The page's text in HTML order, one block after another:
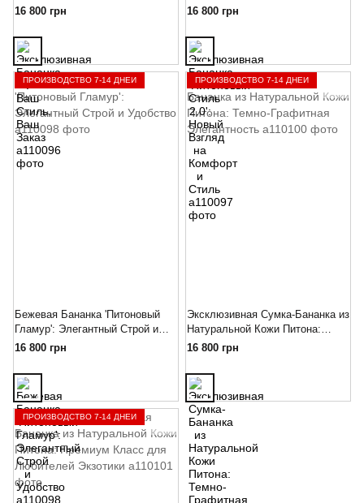
16 800 грн
Взгляд на Комфорт и Стиль
16 800 грн
ПРОИЗВОДСТВО 7-14 ДНЕЙ
Бежевая Бананка 'Питоновый
Гламур': Элегантный Строй и
Удобство
16 800 грн
ПРОИЗВОДСТВО 7-14 ДНЕЙ
Эксклюзивная Сумка-Бананка из
Натуральной Кожи Питона:
Темно-Графитная Элегантность
16 800 грн
ПРОИЗВОДСТВО 7-14 ДНЕЙ